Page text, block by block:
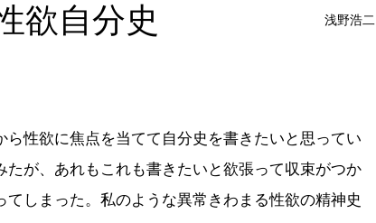
欲自分史 浅野浩二
ら性欲に焦点を当てて自分史を書きたいと思ってい
たが、あれもこれも書きたいと欲張って収束がつか
てしまった。私のような異常きわまる性欲の精神史